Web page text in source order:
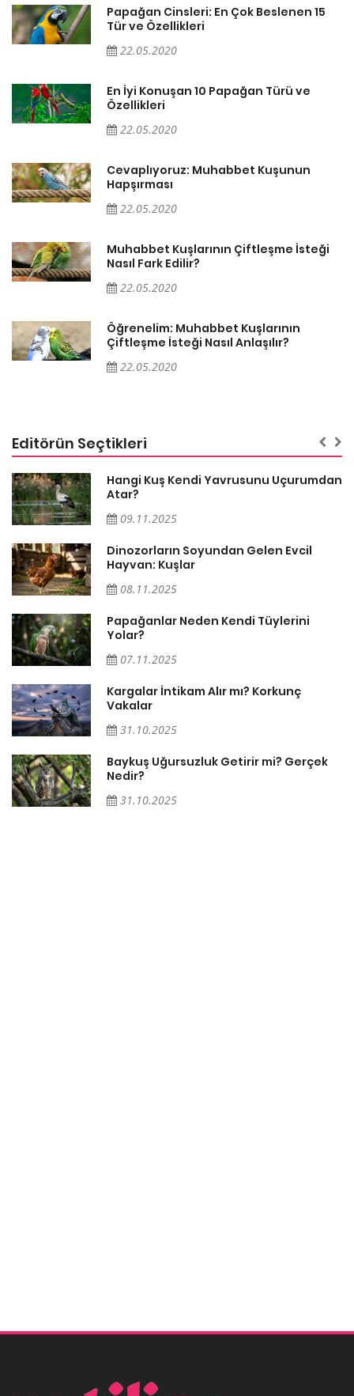
Papağan Cinsleri: En Çok Beslenen 15
Tür ve Özellikleri
22.05.2020
En İyi Konuşan 10 Papağan Türü ve
Özellikleri
22.05.2020
Cevaplıyoruz: Muhabbet Kuşunun
Hapşırması
22.05.2020
Muhabbet Kuşlarının Çiftleşme İsteği
Nasıl Fark Edilir?
22.05.2020
Öğrenelim: Muhabbet Kuşlarının
Çiftleşme İsteği Nasıl Anlaşılır?
22.05.2020
Editörün Seçtikleri
Hangi Kuş Kendi Yavrusunu Uçurumdan
Atar?
09.11.2025
Dinozorların Soyundan Gelen Evcil
Hayvan: Kuşlar
08.11.2025
Papağanlar Neden Kendi Tüylerini
Yolar?
07.11.2025
Kargalar İntikam Alır mı? Korkunç
Vakalar
31.10.2025
Baykuş Uğursuzluk Getirir mi? Gerçek
Nedir?
31.10.2025